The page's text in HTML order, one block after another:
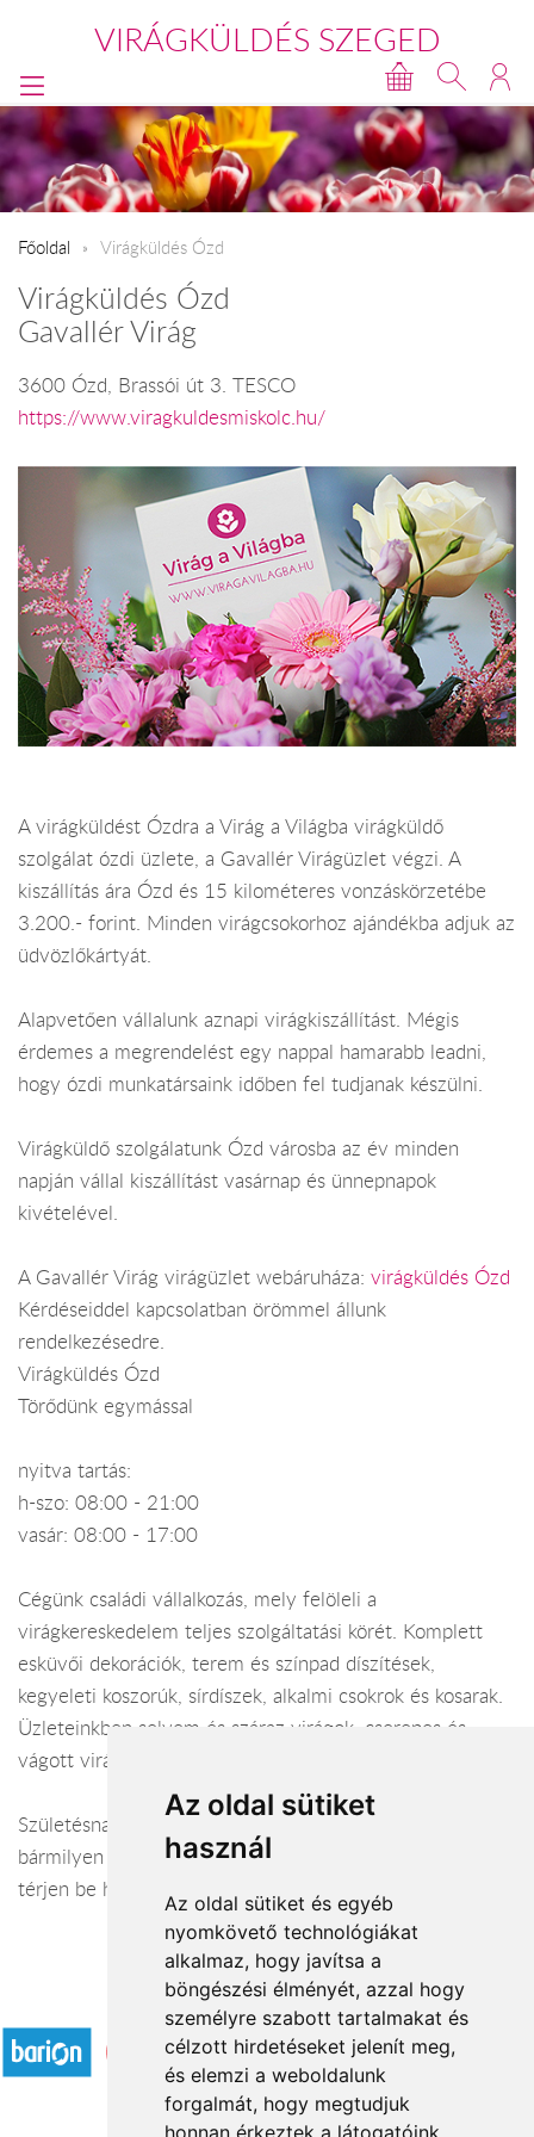
Az oldal sütiket
használ
Az oldal sütiket és egyéb
nyomkövető technológiákat
alkalmaz, hogy javítsa a
böngészési élményét, azzal hogy
személyre szabott tartalmakat és
célzott hirdetéseket jelenít meg,
és elemzi a weboldalunk
forgalmát, hogy megtudjuk
honnan érkeztek a látogatóink.
VIRÁGKÜLDÉS SZEGED
Főoldal Virágküldés Ózd
Virágküldés Ózd
Gavallér Virág
3600 Ózd, Brassói út 3. TESCO
https://www.viragkuldesmiskolc.hu/
A virágküldést Ózdra a Virág a Világba virágküldő
szolgálat ózdi üzlete, a Gavallér Virágüzlet végzi. A
kiszállítás ára Ózd és 15 kilométeres vonzáskörzetébe
3.200.- forint. Minden virágcsokorhoz ajándékba adjuk az
üdvözlőkártyát.
Alapvetően vállalunk aznapi virágkiszállítást. Mégis
érdemes a megrendelést egy nappal hamarabb leadni,
hogy ózdi munkatársaink időben fel tudjanak készülni.
Virágküldő szolgálatunk Ózd városba az év minden
napján vállal kiszállítást vasárnap és ünnepnapok
kivételével.
A Gavallér Virág virágüzlet webáruháza: virágküldés Ózd
Kérdéseiddel kapcsolatban örömmel állunk
rendelkezésedre.
Virágküldés Ózd
Törődünk egymással
nyitva tartás:
h-szo: 08:00 - 21:00
vasár: 08:00 - 17:00
Cégünk családi vállalkozás, mely felöleli a
virágkereskedelem teljes szolgáltatási körét. Komplett
esküvői dekorációk, terem és színpad díszítések,
kegyeleti koszorúk, sírdíszek, alkalmi csokrok és kosarak.
Üzleteinkben selyem és száraz virágok, cserepes és
vágott virágok nagy választéka megtalálható.
Születésnap, névnap, köszöntő, díszítés, gyász... Ha
bármilyen alkalomra virággal szeretne kedveskedni,
térjen be hozzánk, és mi csokorba kötjük az elképzelését!
Elfogadott fizetési módok